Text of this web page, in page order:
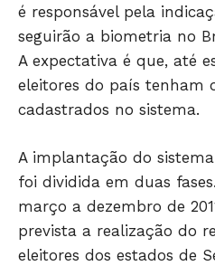
Só
JUNTE-SE NO
é responsável pela
seguirão a biometria no
A expectativa é que, até
eleitores do país tenham
cadastrados no sistema.
A implantação do
foi dividida em duas
março a dezembro de
prevista a realização do
eleitores dos estados de